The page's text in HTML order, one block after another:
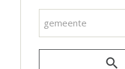
gemeente